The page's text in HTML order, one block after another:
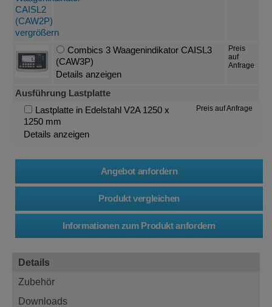
Combics 3 Waagenindikator CAISL3
(CAW3P)
Details anzeigen
Preis
auf
Anfrage
Ausführung Lastplatte
Lastplatte in Edelstahl V2A 1250 x
1250 mm
Details anzeigen
Preis auf Anfrage
Details
Zubehör
Downloads